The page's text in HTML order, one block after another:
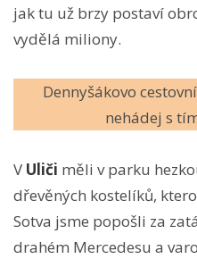
jak tu už brzy postaví
vydělá miliony.
Dennyšákovo
nehádej s
V Uliči měli v parku
dřevěných kostelíků,
Sotva jsme popošli za
drahém Mercedesu a